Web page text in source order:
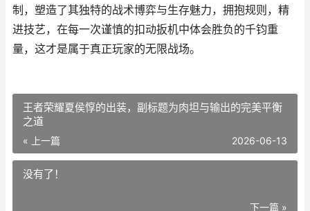
制，塑造了其独特的战术博弈与生存魅力，拥抱规则，精
进技艺，在每一次谨慎的扣动扳机中体会胜负的千钧重
量，这才是属于真正玩家的无限战场。
王者荣耀夏侯惇的出装，副标题为肉坦与输出的完美平衡
之道
« 上一篇 2026-06-13
没有了！
下一篇 »